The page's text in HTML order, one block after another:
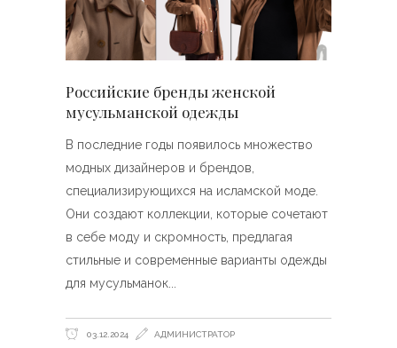
Российские бренды женской
мусульманской одежды
В последние годы появилось множество
модных дизайнеров и брендов,
специализирующихся на исламской моде.
Они создают коллекции, которые сочетают
в себе моду и скромность, предлагая
стильные и современные варианты одежды
для мусульманок
03.12.2024 АДМИНИСТРАТОР